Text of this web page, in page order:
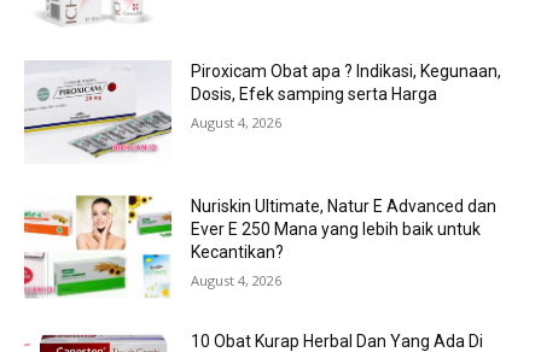
Piroxicam Obat apa ? Indikasi, Kegunaan,
Dosis, Efek samping serta Harga
August 4, 2026
Nuriskin Ultimate, Natur E Advanced dan
Ever E 250 Mana yang lebih baik untuk
Kecantikan?
August 4, 2026
10 Obat Kurap Herbal Dan Yang Ada Di